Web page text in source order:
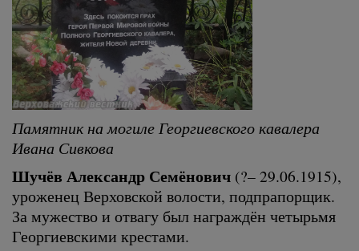
Памятник на могиле Георгиевского кавалера
Ивана Сивкова
Шучёв Александр Семёнович (?– 29.06.1915),
уроженец Верховской волости, подпрапорщик.
За мужество и отвагу был награждён четырьмя
Георгиевскими крестами.